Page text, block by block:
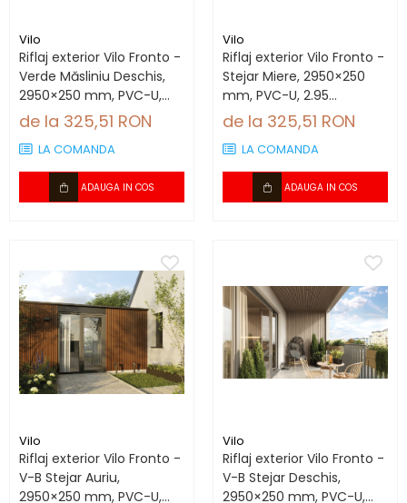
Vilo
Riflaj exterior Vilo Fronto -
Verde Măsliniu Deschis,
2950×250 mm, PVC-U,
7.74 mp/cutie (10 bucăți)
de la 325,51 RON
LA COMANDA
ADAUGA IN COS
Vilo
Riflaj exterior Vilo Fronto -
Stejar Miere, 2950×250
mm, PVC-U, 2.95
mp/cutie (4 bucăți)
de la 325,51 RON
LA COMANDA
ADAUGA IN COS
Vilo
Riflaj exterior Vilo Fronto -
V-B Stejar Auriu,
2950×250 mm, PVC-U,
Vilo
Riflaj exterior Vilo Fronto -
V-B Stejar Deschis,
2950×250 mm, PVC-U,